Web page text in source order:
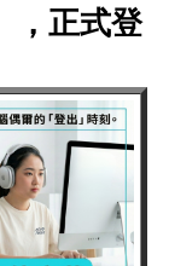
，正式登